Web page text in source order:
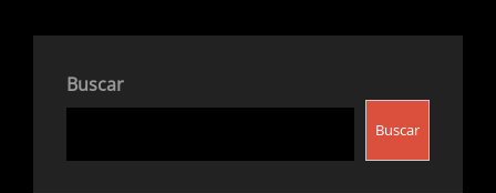
Buscar
Buscar